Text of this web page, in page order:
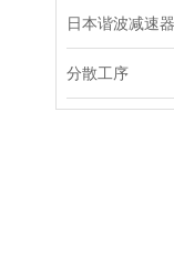
分散工序